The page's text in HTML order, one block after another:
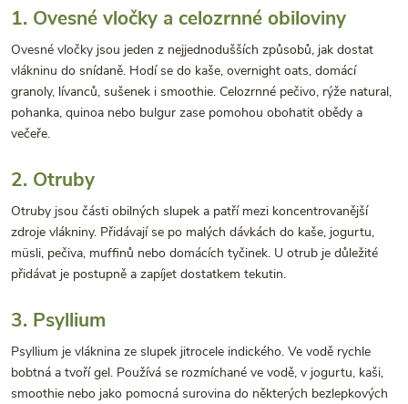
1. Ovesné vločky a celozrnné obiloviny
Ovesné vločky jsou jeden z nejjednodušších způsobů, jak dostat
vlákninu do snídaně. Hodí se do kaše, overnight oats, domácí
granoly, lívanců, sušenek i smoothie. Celozrnné pečivo, rýže natural,
pohanka, quinoa nebo bulgur zase pomohou obohatit obědy a
večeře.
2. Otruby
Otruby jsou části obilných slupek a patří mezi koncentrovanější
zdroje vlákniny. Přidávají se po malých dávkách do kaše, jogurtu,
müsli, pečiva, muffinů nebo domácích tyčinek. U otrub je důležité
přidávat je postupně a zapíjet dostatkem tekutin.
3. Psyllium
Psyllium je vláknina ze slupek jitrocele indického. Ve vodě rychle
bobtná a tvoří gel. Používá se rozmíchané ve vodě, v jogurtu, kaši,
smoothie nebo jako pomocná surovina do některých bezlepkových